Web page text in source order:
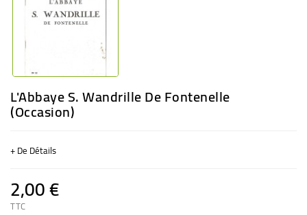
L'Abbaye S. Wandrille De Fontenelle
(Occasion)
+ De Détails
2,00 €
TTC